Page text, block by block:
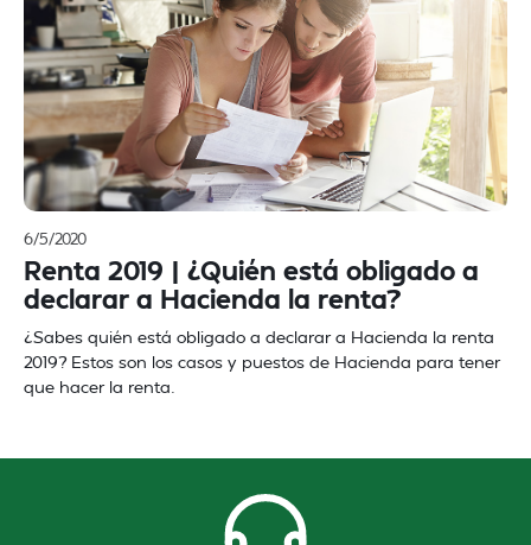
6/5/2020
Renta 2019 | ¿Quién está obligado a
declarar a Hacienda la renta?
¿Sabes quién está obligado a declarar a Hacienda la renta
2019? Estos son los casos y puestos de Hacienda para tener
que hacer la renta.